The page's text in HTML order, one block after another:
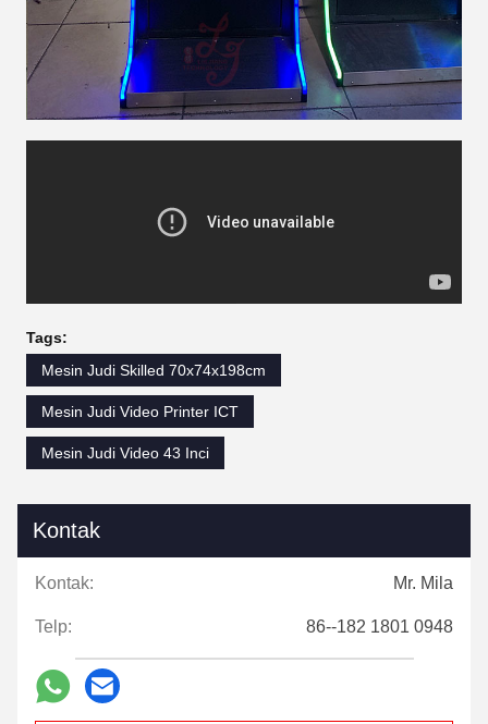
Tags:
Mesin Judi Skilled 70x74x198cm
Mesin Judi Video Printer ICT
Mesin Judi Video 43 Inci
Kontak
Kontak: Mr. Mila
Telp: 86--182 1801 0948